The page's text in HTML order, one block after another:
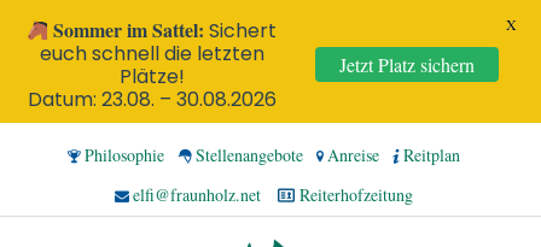
Philosophie Stellenangebote Anreise
Reitplan
elfi@fraunholz.net
Reiterhofzeitung
Sommer im Sattel:Sichert
euch schnell die letzten
Plätze!
Datum: 23.08. – 30.08.2026
Jetzt Platz sichern
X